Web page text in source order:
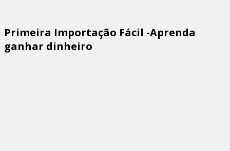
Primeira Importação Fácil -Aprenda
ganhar dinheiro